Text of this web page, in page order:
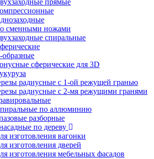
прямые
сменными ножами
спиральные
образные
сферические для 3D
радиусные с 1-ой режущей гранью
радиусные с 2-мя режущими гранями
по аллюминию
разборные
по дереву
изготовления вагонки
изготовления дверей
изготовления мебельных фасадов